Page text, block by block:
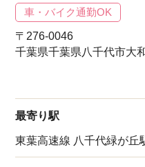
車・バイク通勤OK
〒276-0046
千葉県千葉県八千代市大
最寄り駅
東葉高速線 八千代緑が丘